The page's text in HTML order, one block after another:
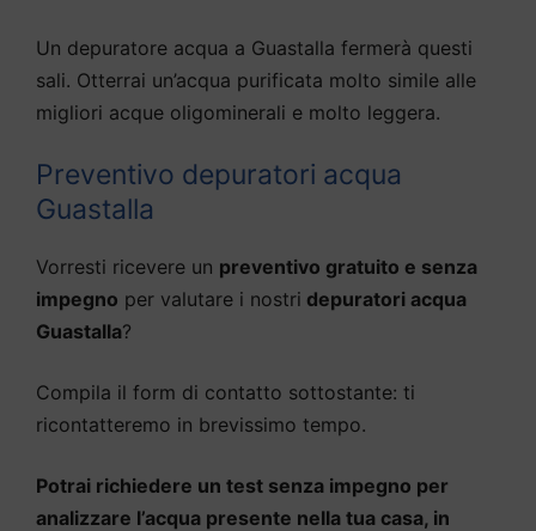
Un depuratore acqua a Guastalla fermerà questi
sali. Otterrai un’acqua purificata molto simile alle
migliori acque oligominerali e molto leggera.
Preventivo depuratori acqua
Guastalla
Vorresti ricevere un preventivo gratuito e senza
impegno per valutare i nostri depuratori acqua
Guastalla?
Compila il form di contatto sottostante: ti
ricontatteremo in brevissimo tempo.
Potrai richiedere un test senza impegno per
analizzare l’acqua presente nella tua casa, in